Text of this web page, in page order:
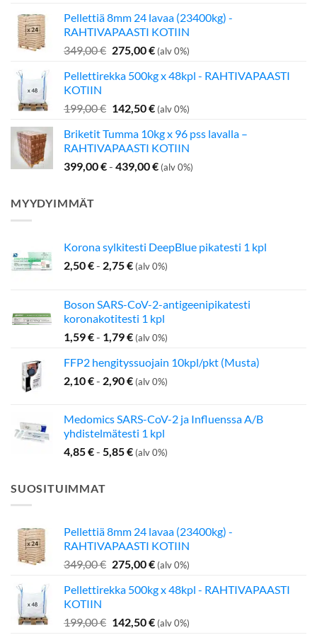
oli:
349,00 €.
on:
275,00 €.
Pellettiä 8mm 24 lavaa (23400kg) -
RAHTIVAPAASTI KOTIIN
349,00€ Alkuperäinen
oli:
275,00€Nykyinen
on:
(alv 0%)
Pellettirekka 500kg x 48kpl - RAHTIVAPAASTI
KOTIIN
199,00€ Alkuperäinen
oli:
199,00 €.
142,50€Nykyinen
on:
142,50 €.
(alv 0%)
Briketit Tumma 10kg x 96 pss lavalla –
RAHTIVAPAASTI KOTIIN
399,00€- 439,00€ (alv 0%)
MYYDYIMMÄT
Korona sylkitesti DeepBlue pikatesti 1 kpl
2,50€- 2,75€ (alv 0%)
Boson SARS-CoV-2-antigeenipikatesti
koronakotitesti 1 kpl
1,59€- 1,79€ (alv 0%)
FFP2 hengityssuojain 10kpl/pkt (Musta)
2,10€- 2,90€ (alv 0%)
Medomics SARS-CoV-2 ja Influenssa A/B
yhdistelmätesti 1 kpl
4,85€- 5,85€ (alv 0%)
SUOSITUIMMAT
Pellettiä 8mm 24 lavaa (23400kg) -
RAHTIVAPAASTI KOTIIN
349,00€ Alkuperäinen
oli:
275,00€Nykyinen
on:
(alv 0%)
Pellettirekka 500kg x 48kpl - RAHTIVAPAASTI
KOTIIN
199,00€ Alkuperäinen
142,50€Nykyinen
(alv 0%)